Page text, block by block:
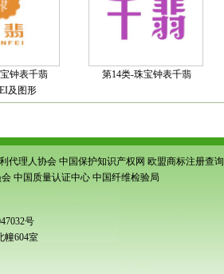
钟表千翡
及图形
第14类-珠宝钟表千翡
代理人协会 中国保护知识产权网 欧盟商标注册查询
会 中国质量认证中心 中国纤维检验局
号
幢604室